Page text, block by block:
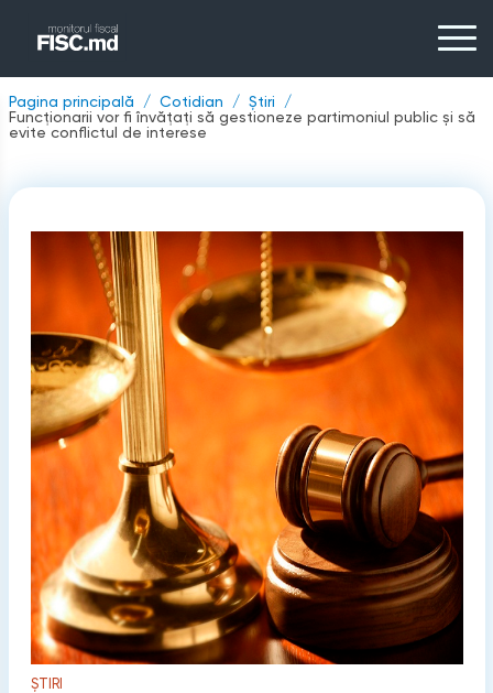
Pagina principală Cotidian
Știri
Funcţionarii vor fi învăţaţi să gestioneze partimoniul public şi să
evite conflictul de interese
ȘTIRI